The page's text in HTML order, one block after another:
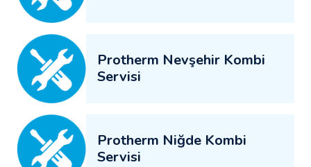
Protherm Nevşehir Kombi
Servisi
Protherm Niğde Kombi
Servisi